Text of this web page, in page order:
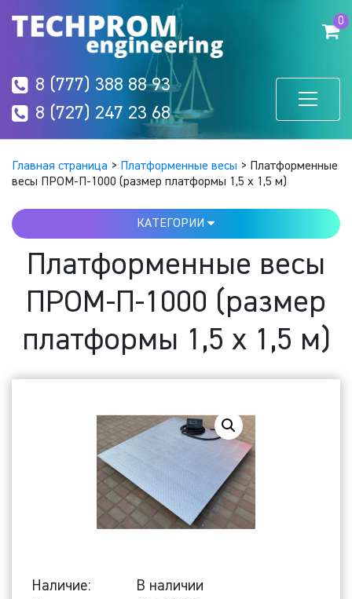
0
8 (777) 388 88 93
8 (727) 247 23 68
Главная страница > Платформенные весы > Платформенные
весы ПРОМ-П-1000 (размер платформы 1,5 х 1,5 м)
КАТЕГОРИИ
Платформенные весы
ПРОМ-П-1000 (размер
платформы 1,5 х 1,5 м)
Наличие:
В наличии